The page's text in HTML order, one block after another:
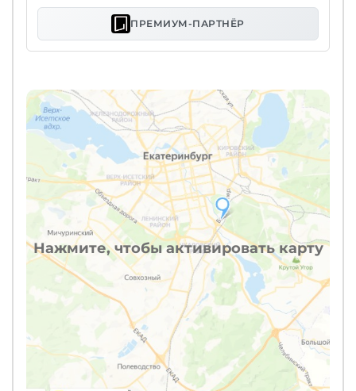
Нажмите, чтобы активировать карту
ПРЕМИУМ-ПАРТНЁР